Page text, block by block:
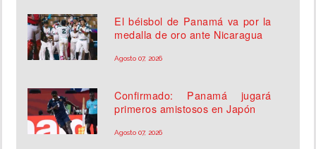
El béisbol de Panamá va por la
medalla de oro ante Nicaragua
Agosto 07, 2026
Confirmado: Panamá jugará
primeros amistosos en Japón
Agosto 07, 2026